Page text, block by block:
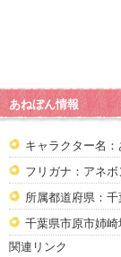
あねぼん情報
キャラクター名：
フリガナ：アネボ
所属都道府県：千
千葉県市原市姉崎
関連リンク